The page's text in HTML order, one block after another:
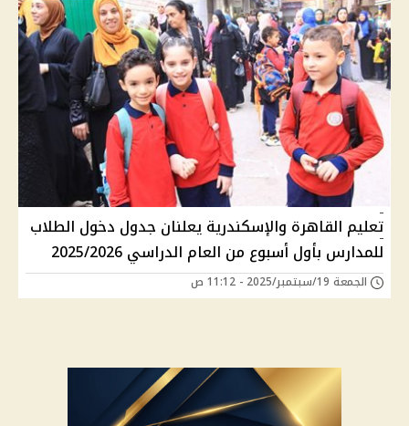
تعليم القاهرة والإسكندرية يعلنان جدول دخول الطلاب
للمدارس بأول أسبوع من العام الدراسي 2025/2026
الجمعة 19/سبتمبر/2025 - 11:12 ص